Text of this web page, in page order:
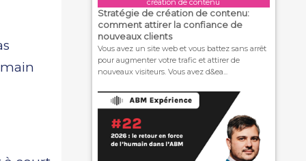
création de contenu
Stratégie de création de contenu:
comment attirer la confiance de
nouveaux clients
Vous avez un site web et vous battez sans arrêt
pour augmenter votre trafic et attirer de
nouveaux visiteurs. Vous avez d&ea...